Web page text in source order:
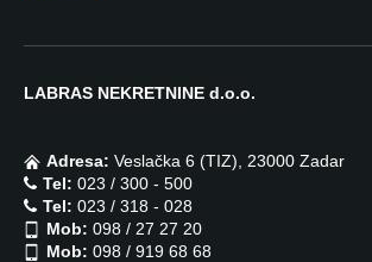
LABRAS NEKRETNINE d.o.o.
Adresa: Veslačka 6 (TIZ), 23000 Zadar
Tel: 023 / 300 - 500
Tel: 023 / 318 - 028
Mob: 098 / 27 27 20
Mob: 098 / 919 68 68